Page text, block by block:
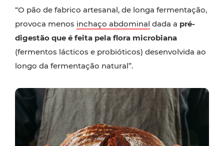
“O pão de fabrico artesanal, de longa fermentação,
provoca menos inchaço abdominal dada a pré-
digestão que é feita pela flora microbiana
(fermentos lácticos e probióticos) desenvolvida ao
longo da fermentação natural”.